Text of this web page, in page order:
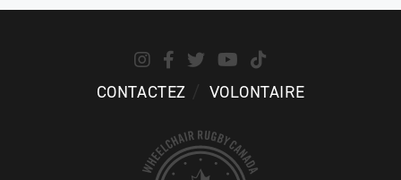
CONTACTEZ VOLONTAIRE